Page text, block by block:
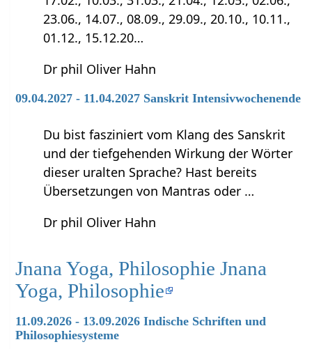
23.06., 14.07., 08.09., 29.09., 20.10., 10.11.,
01.12., 15.12.20…
Dr phil Oliver Hahn
09.04.2027 - 11.04.2027 Sanskrit Intensivwochenende
Du bist fasziniert vom Klang des Sanskrit
und der tiefgehenden Wirkung der Wörter
dieser uralten Sprache? Hast bereits
Übersetzungen von Mantras oder …
Dr phil Oliver Hahn
Jnana Yoga, Philosophie Jnana
Yoga, Philosophie
11.09.2026 - 13.09.2026 Indische Schriften und
Philosophiesysteme